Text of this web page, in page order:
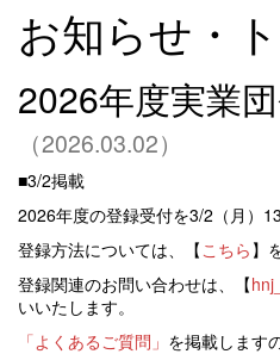
お知らせ・
2026年度実業
（2026.03.02）
■3/2掲載
2026年度の登録受付を3/2（月）
登録方法については、【こちら 】
登録関連のお問い合わせは、【
いいたします。
「よくあるご質問」 を掲載します